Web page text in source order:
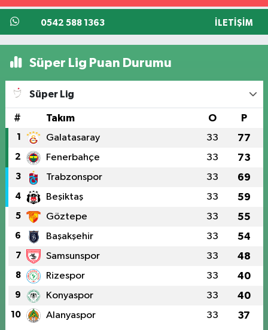
0542 588 1363 İLETIŞIM
Süper Lig Puan Durumu
Süper Lig
# Takım O P
1 Galatasaray 33 77
2 Fenerbahçe 33 73
3 Trabzonspor 33 69
4 Beşiktaş 33 59
5 Göztepe 33 55
6 Başakşehir 33 54
7 Samsunspor 33 48
8 Rizespor 33 40
9 Konyaspor 33 40
10 Alanyaspor 33 37